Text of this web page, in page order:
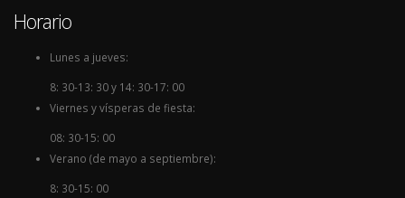
Horario
Lunes a jueves:
8: 30-13: 30 y 14: 30-17: 00
Viernes y vísperas de fiesta:
08: 30-15: 00
Verano (de mayo a septiembre):
8: 30-15: 00